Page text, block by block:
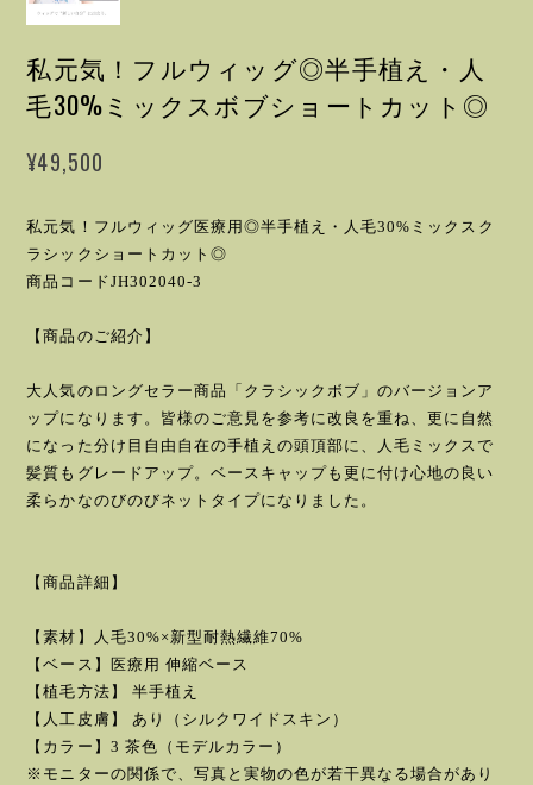
私元気！フルウィッグ◎半手植え・人
毛30%ミックスボブショートカット◎
¥49,500
私元気！フルウィッグ医療用◎半手植え・人毛30%ミックスク
ラシックショートカット◎
商品コードJH302040-3
【商品のご紹介】
大人気のロングセラー商品「クラシックボブ」のバージョンア
ップになります。皆様のご意見を参考に改良を重ね、更に自然
になった分け目自由自在の手植えの頭頂部に、人毛ミックスで
髪質もグレードアップ。ベースキャップも更に付け心地の良い
柔らかなのびのびネットタイプになりました。
【商品詳細】
【素材】人毛30%×新型耐熱繊維70%
【ベース】医療用 伸縮ベース
【植毛方法】 半手植え
【人工皮膚】 あり（シルクワイドスキン）
【カラー】3 茶色（モデルカラー）
※モニターの関係で、写真と実物の色が若干異なる場合があり